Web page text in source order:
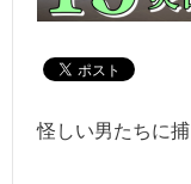
怪しい男たちに